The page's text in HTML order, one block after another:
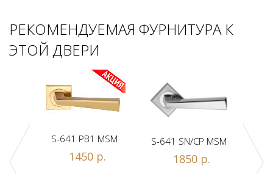
РЕКОМЕНДУЕМАЯ ФУРНИТУРА К
ЭТОЙ ДВЕРИ
A
S-641 PB1 MSM
1450 р.
S-641 SN/CP MSM
1850 р.